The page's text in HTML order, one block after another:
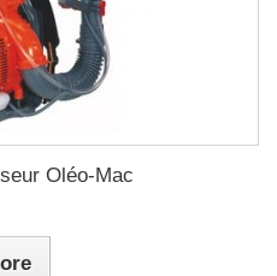
Oléo-Mac